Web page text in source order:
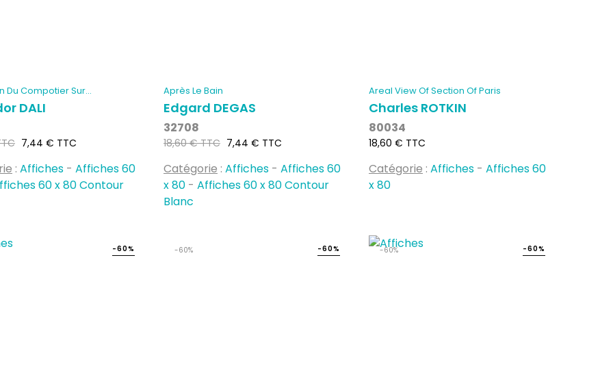
Du Compotier Sur...
DALI
Prix
7,44 € TTC
: Affiches - Affiches 60
60 x 80 Contour
Après Le Bain
Edgard DEGAS
32708
Prix
18,60 € TTC Prix
7,44 € TTC
Catégorie : Affiches- Affiches 60
x 80- Affiches 60 x 80 Contour
Blanc
Areal View Of Section Of Paris
Charles ROTKIN
80034
Prix
18,60 € TTC
Catégorie : Affiches- Affiches 60
x 80
-60% -60% -60% -60% -60%